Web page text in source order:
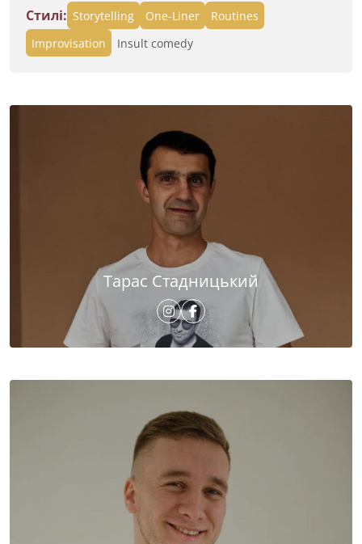
Стилі: Storytelling One-Liner
Routines
Improvisation
Insult comedy
Тарас Стадницький